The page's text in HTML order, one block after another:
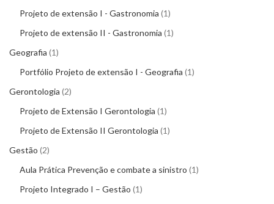
Projeto de extensão I - Gastronomia 1
Projeto de extensão II - Gastronomia 1
Geografia 1
Portfólio Projeto de extensão I - Geografia 1
Gerontologia 2
Projeto de Extensão I Gerontologia 1
Projeto de Extensão II Gerontologia 1
Gestão 2
Aula Prática Prevenção e combate a sinistro 1
Projeto Integrado I – Gestão 1